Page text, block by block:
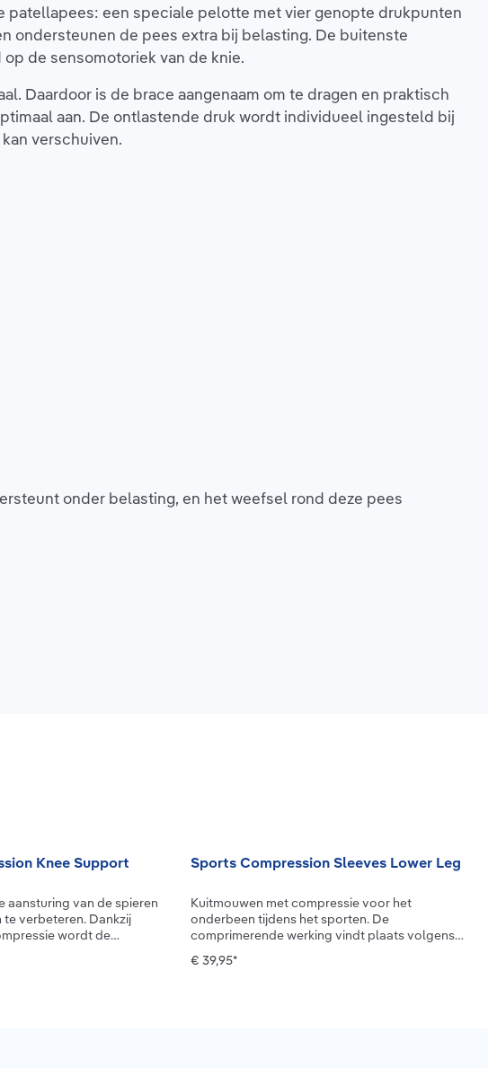
een speciale pelotte met vier genopte drukpunten
ondersteunen de pees extra bij belasting. De buitenste
de sensomotoriek van de knie.
Daardoor is de brace aangenaam om te dragen en praktisch
aan. De ontlastende druk wordt individueel ingesteld bij
verschuiven.
onder belasting, en het weefsel rond deze pees
Knee Support
aansturing van de spieren
verbeteren. Dankzij
wordt de
temperatuur. Net als
Sports Compression Sleeves Lower Leg
Kuitmouwen met compressie voor het
onderbeen tijdens het sporten. De
comprimerende werking vindt plaats volgens
van de hiel naar de kuit. Dat stimuleert de
€ 39,95*